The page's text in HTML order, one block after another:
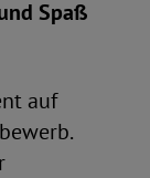
Spaß
auf